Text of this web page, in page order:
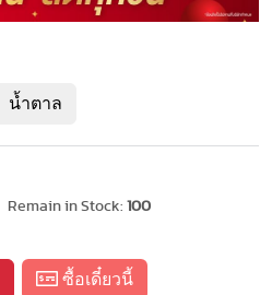
น้ำตาล
Remain in Stock: 100
ซื้อเดี๋ยวนี้